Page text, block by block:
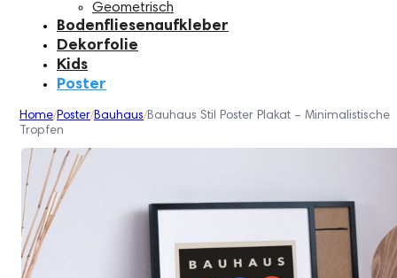
Geometrisch
Bodenfliesenaufkleber
Dekorfolie
Kids
Poster
Home/Poster/Bauhaus/Bauhaus Stil Poster Plakat – Minimalistische
Tropfen